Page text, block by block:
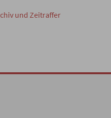
und Zeitraffer